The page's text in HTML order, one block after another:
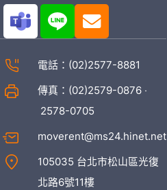
電話： (02)2577-8881
傳真：(02)2579-0876 ‧
2578-0705
moverent@ms24.hinet.net
105035 台北市松山區光復
北路6號11樓